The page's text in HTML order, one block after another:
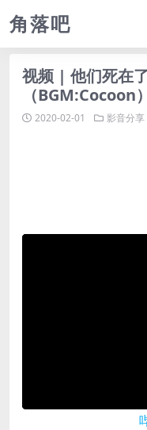
角落吧
视频 | 他们死在
（BGM:Cocoon）
2020-02-01 影音分享